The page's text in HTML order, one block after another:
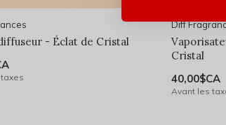
- Éclat de Cristal
Diff
Cristal
40,00$CA
Avant les